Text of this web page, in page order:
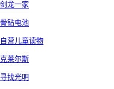
剑龙一家
骨钻电池
自营儿童读物
克莱尔斯
寻找光明